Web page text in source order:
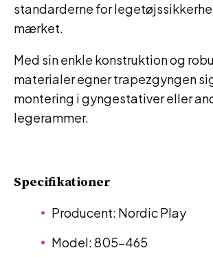
standarderne for
mærket.
Med sin enkle konstruktion og
materialer egner trapezgyngen
montering i gyngestativer eller
legerammer.
Specifikationer
Producent: Nordic Play
Model: 805-465